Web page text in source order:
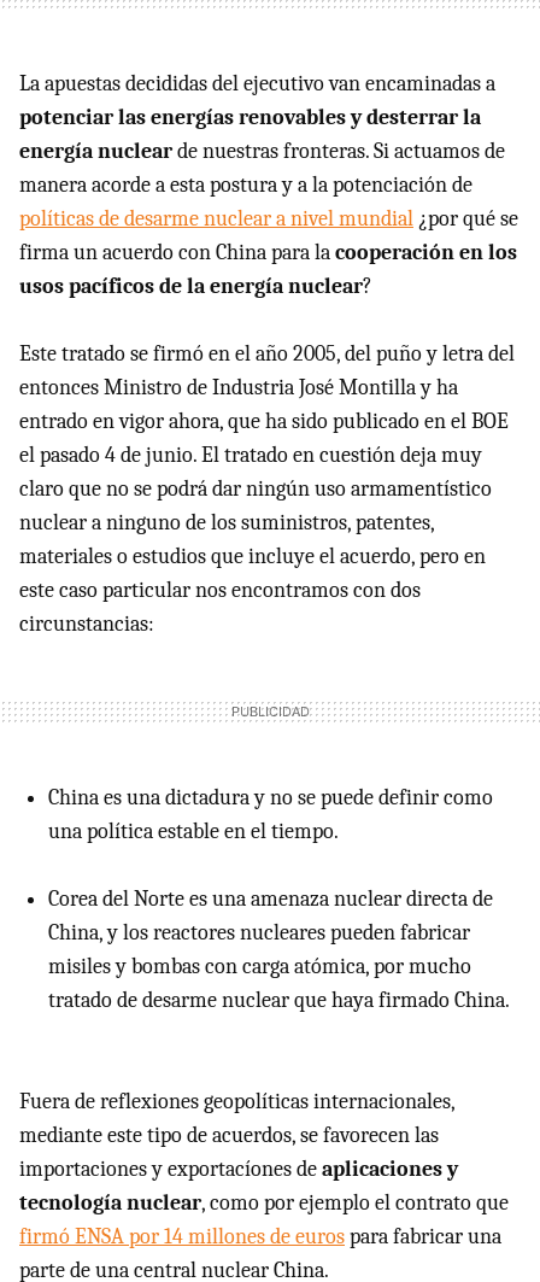
La apuestas decididas del ejecutivo van encaminadas a
potenciar las energías renovables y desterrar la
energía nuclearde nuestras fronteras. Si actuamos de
manera acorde a esta postura y a la potenciación de
políticas de desarme nuclear a nivel mundial ¿por qué se
firma un acuerdo con China para lacooperación en los
usos pacíficos de la energía nuclear?
Este tratado se firmó en el año 2005, del puño y letra del
entonces Ministro de Industria José Montilla y ha
entrado en vigor ahora, que ha sido publicado en elBOE
el pasado 4 de junio. El tratado en cuestión deja muy
claro que no se podrá dar ningún uso armamentístico
nuclear a ninguno de los suministros, patentes,
materiales o estudios que incluye el acuerdo, pero en
este caso particular nos encontramos con dos
circunstancias:
China es una dictadura y no se puede definir como
una política estable en el tiempo.
Corea del Norte es una amenaza nuclear directa de
China, y los reactores nucleares pueden fabricar
misiles y bombas con carga atómica, por mucho
tratado de desarme nuclear que haya firmado China.
Fuera de reflexiones geopolíticas internacionales,
mediante este tipo de acuerdos, se favorecen las
importaciones y exportacíones deaplicaciones y
tecnología nuclear, como por ejemplo el contrato que
firmóENSApor 14 millones de eurospara fabricar una
parte de una central nuclear China.